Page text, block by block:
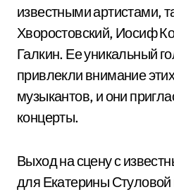
известными артистами,
Хворостовский, Иосиф
Галкин. Ее уникальный
привлекли внимание
музыкантов, и они
концерты.
Выход на сцену с
для Екатерины